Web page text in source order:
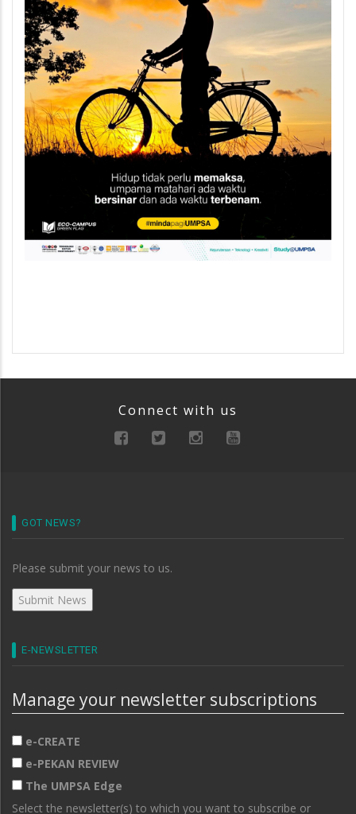
Connect with us
GOT NEWS?
Please submit your news to us.
E-NEWSLETTER
Manage your newsletter subscriptions
e-CREATE
e-PEKAN REVIEW
The UMPSA Edge
Select the newsletter(s) to which you want to subscribe or